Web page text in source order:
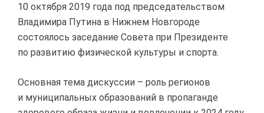
10 октября 2019 года под председательством
Владимира Путина в Нижнем Новгороде
состоялось заседание Совета при Президенте
по развитию физической культуры и спорта.
Основная тема дискуссии – роль регионов
и муниципальных образований в пропаганде